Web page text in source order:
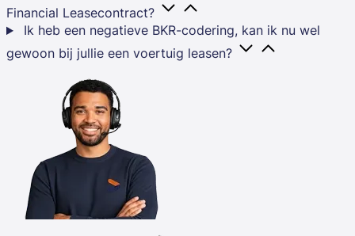
Financial Leasecontract?
Ik heb een negatieve BKR-codering, kan ik nu wel
gewoon bij jullie een voertuig leasen?